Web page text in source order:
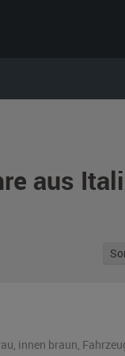
aus
, innen braun,